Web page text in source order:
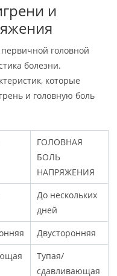
и
головной
болезни.
которые
и головную боль
ГОЛОВНАЯ
БОЛЬ
НАПРЯЖЕНИЯ
До нескольких
дней
Двусторонняя
Тупая/
сдавливающая